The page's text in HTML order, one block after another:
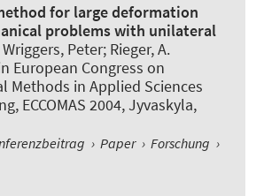
for large deformation
problems with unilateral
Wriggers, Peter; Rieger, A.
European Congress on
Methods in Applied Sciences
ECCOMAS 2004, Jyvaskyla,
› Paper › Forschung ›